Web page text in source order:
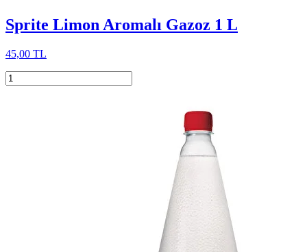
Sprite Limon Aromalı Gazoz 1 L
45,00 TL